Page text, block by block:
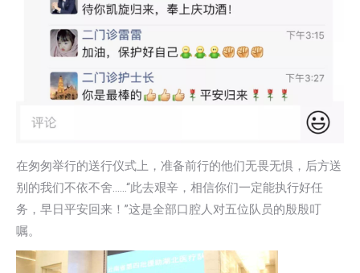
在匆匆举行的送行仪式上，准备前行的他们无畏无惧，后方送
别的我们不依不舍……“此去艰辛，相信你们一定能执行好任
务，早日平安回来！”这是全部口腔人对五位队员的殷殷叮
嘱。